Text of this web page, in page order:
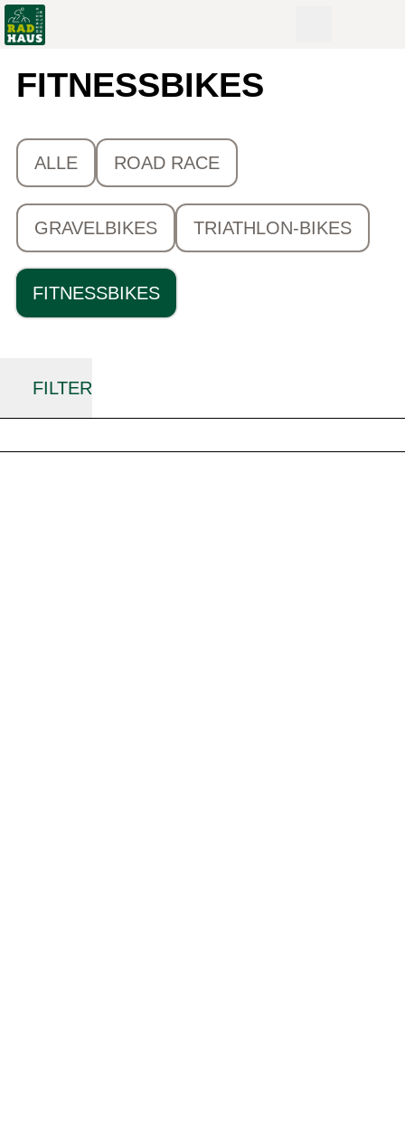
FITNESSBIKES
ALLE ROAD RACE
GRAVELBIKES TRIATHLON-BIKES
FITNESSBIKES
FILTER